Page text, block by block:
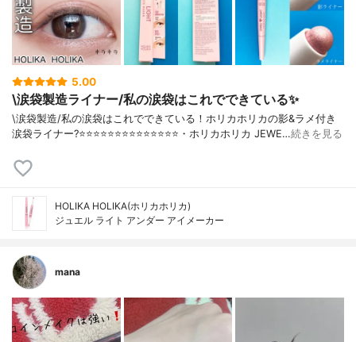
5.00
\涙袋製造ライナー/私の涙袋はこれでできている✨
\涙袋製造/私の涙袋はこれでできている！ホリカホリカの影&ラメ付き
涙袋ライナー?⭐️⭐️⭐️⭐️⭐️⭐️⭐️⭐️⭐️⭐️⭐️⭐️⭐️⭐️・ホリカホリカ JEWE…続きを見る
HOLIKA HOLIKA(ホリカホリカ)
ジュエル ライト アンダー アイメーカー
mana